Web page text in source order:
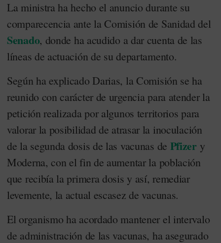
La ministra ha hecho el anuncio durante su
comparecencia ante la Comisión de Sanidad del
Senado, donde ha acudido a dar cuenta de las
líneas de actuación de su departamento.
Según ha explicado Darias, la Comisión se ha
reunido con carácter de urgencia para atender la
petición realizada por algunos territorios para
valorar la posibilidad de atrasar la inoculación
de la segunda dosis de las vacunas de Pfizery
Moderna, con el fin de aumentar la población
que recibía la primera dosis y así, remediar
levemente, la actual escasez de vacunas.
El organismo ha acordado mantener el intervalo
de administración de las vacunas, ha asegurado